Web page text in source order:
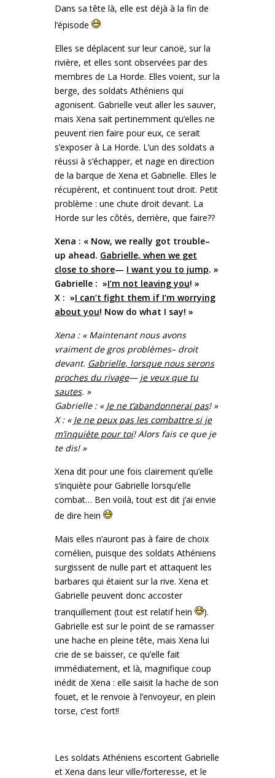
Dans sa tête là, elle est déjà à la fin de
l’épisode
Elles se déplacent sur leur canoë, sur la
rivière, et elles sont observées par des
membres de La Horde. Elles voient, sur la
berge, des soldats Athéniens qui
agonisent. Gabrielle veut aller les sauver,
mais Xena sait pertinemment qu’elles ne
peuvent rien faire pour eux, ce serait
s’exposer à La Horde. L’un des soldats a
réussi à s’échapper, et nage en direction
de la barque de Xena et Gabrielle. Elles le
récupèrent, et continuent tout droit. Petit
problème : une chute droit devant. La
Horde sur les côtés, derrière, que faire??
Xena : « Now, we really got trouble–
up ahead. Gabrielle, when we get
close to shore— I want you to jump. »
Gabrielle : »I’m not leaving you! »
X : »I can’t fight them if I’m worrying
about you! Now do what I say! »
Xena : « Maintenant nous avons
vraiment de gros problèmes– droit
devant. Gabrielle, lorsque nous serons
proches du rivage— je veux que tu
sautes. »
Gabrielle : « Je ne t’abandonnerai pas! »
X : « Je ne peux pas les combattre si je
m’inquiète pour toi! Alors fais ce que je
te dis! »
Xena dit pour une fois clairement qu’elle
s’inquiète pour Gabrielle lorsqu’elle
combat… Ben voilà, tout est dit j’ai envie
de dire hein
Mais elles n’auront pas à faire de choix
cornélien, puisque des soldats Athéniens
surgissent de nulle part et attaquent les
barbares qui étaient sur la rive. Xena et
Gabrielle peuvent donc accoster
tranquillement (tout est relatif hein
).
Gabrielle est sur le point de se ramasser
une hache en pleine tête, mais Xena lui
crie de se baisser, ce qu’elle fait
immédiatement, et là, magnifique coup
inédit de Xena : elle saisit la hache de son
fouet, et le renvoie à l’envoyeur, en plein
torse, c’est fort!!
Les soldats Athéniens escortent Gabrielle
et Xena dans leur ville/forteresse, et le